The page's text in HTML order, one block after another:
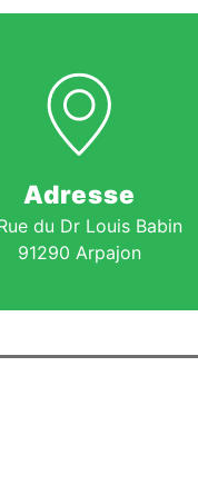
Adresse
du Dr Louis Babin
91290 Arpajon